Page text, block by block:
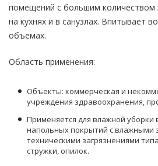
помещений с большим количеством
на кухнях и в санузлах. Впитывает
объемах.
Область применения:
Объекты: коммерческая и
учреждения здравоохранения,
Применяется для влажной уборки
напольных покрытий с влажными
техническими загрязнениями
стружки, опилок.